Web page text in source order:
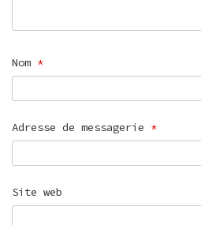
Nom *
Adresse de messagerie *
Site web